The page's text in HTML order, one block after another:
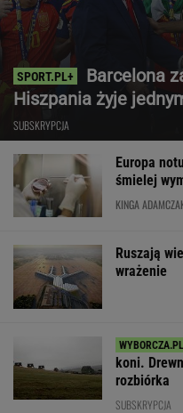
Barcelona
Hiszpania żyje
SUBSKRYPCJA
Europa
śmielej
KINGA
Ruszają
wrażenie
koni.
rozbiórka
SUBSKRYPCJA